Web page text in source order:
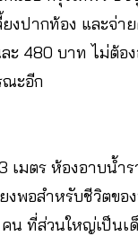
งปากท้อง และจ่า
ะ 480 บาท ไม่ต้อ
ณะอีก
เมตร ห้องอาบน้ำ
งพอสำหรับชีวิตขอ
น ที่ส่วนใหญ่เป็นเ